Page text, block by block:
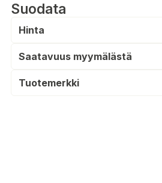
Suodata
Hinta
Saatavuus myymälästä
Tuotemerkki